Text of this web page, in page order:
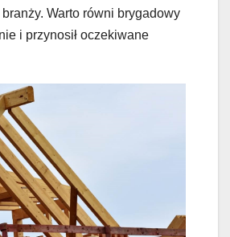
Warto równi brygadowy
i przynosił oczekiwane